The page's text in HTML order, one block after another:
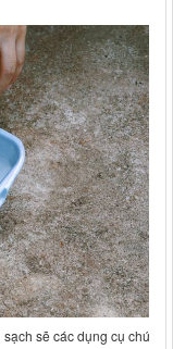
sẽ các dụng cụ chứa